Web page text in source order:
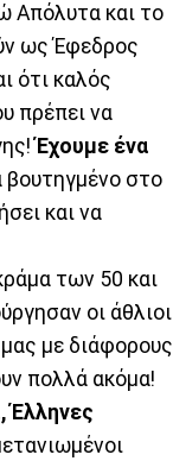
Απόλυτα και το
ως Έφεδρος
ότι καλός
πρέπει να
Έχουμε ένα
βουτηγμένο στο
και να
των 50 και
οι άθλιοι
με διάφορους
πολλά ακόμα!
Έλληνες